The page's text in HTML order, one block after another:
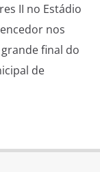
II no Estádio
nos
final do
de